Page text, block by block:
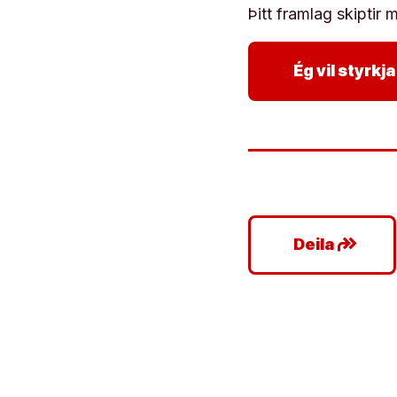
Þitt framlag skiptir
Ég vil
Deilagoogle_plus_reshare